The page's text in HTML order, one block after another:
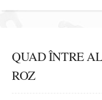
QUAD ÎNTRE
ROZ